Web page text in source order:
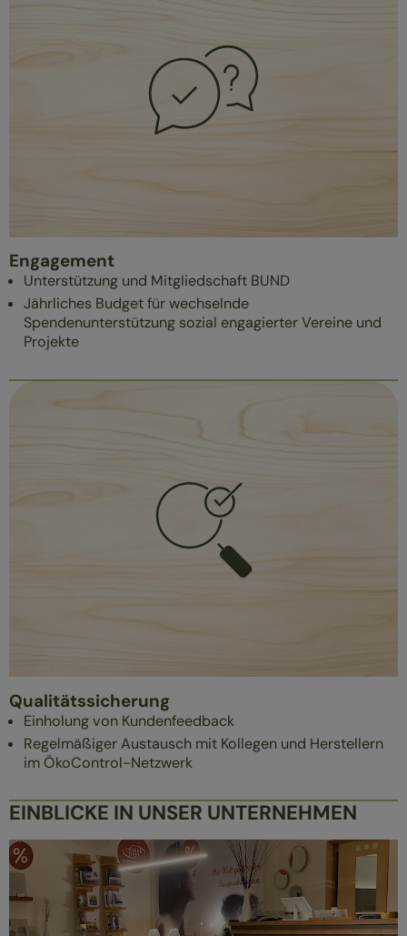
Engagement
Unterstützung und Mitgliedschaft BUND
Jährliches Budget für wechselnde
Spendenunterstützung sozial engagierter Vereine und
Projekte
Qualitätssicherung
Einholung von Kundenfeedback
Regelmäßiger Austausch mit Kollegen und Herstellern
im ÖkoControl-Netzwerk
EINBLICKE IN UNSER UNTERNEHMEN